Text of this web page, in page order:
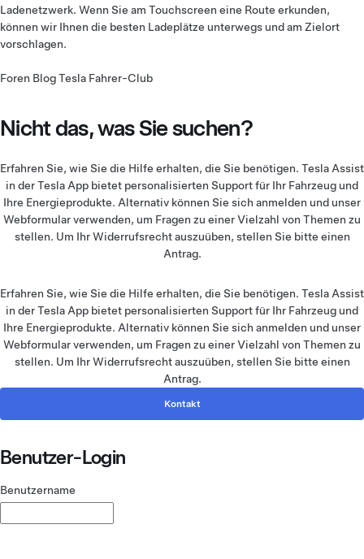
Ladenetzwerk. Wenn Sie am Touchscreen eine Route erkunden,
können wir Ihnen die besten Ladeplätze unterwegs und am Zielort
vorschlagen.
Foren BlogTesla Fahrer-Club
Nicht das, was Sie suchen?
Erfahren Sie, wie Sie die Hilfe erhalten, die Sie benötigen. Tesla Assist
in der Tesla App bietet personalisierten Support für Ihr Fahrzeug und
Ihre Energieprodukte. Alternativ können Sie sich anmelden und unser
Webformular verwenden, um Fragen zu einer Vielzahl von Themen zu
stellen. Um Ihr Widerrufsrecht auszuüben, stellen Sie bitte einen
Antrag.
Erfahren Sie, wie Sie die Hilfe erhalten, die Sie benötigen. Tesla Assist
in der Tesla App bietet personalisierten Support für Ihr Fahrzeug und
Ihre Energieprodukte. Alternativ können Sie sich anmelden und unser
Webformular verwenden, um Fragen zu einer Vielzahl von Themen zu
stellen. Um Ihr Widerrufsrecht auszuüben, stellen Sie bitte einen
Antrag.
Kontakt
Benutzer-Login
Benutzername